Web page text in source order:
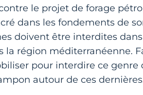
le projet de forage
dans les fondements de
doivent être interdites
région méditerranéenne.
pour interdire ce genre
autour de ces